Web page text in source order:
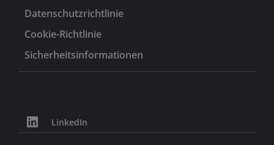
Datenschutzrichtlinie
Cookie-Richtlinie
Sicherheitsinformationen
LinkedIn